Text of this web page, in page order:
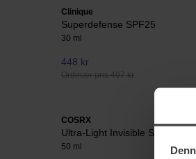
Clinique
Superdefense SPF25
30 ml
448 kr
Ordinær pris 497 kr
COSRX
Ultra-Light Invisible Sunscreen
50 ml